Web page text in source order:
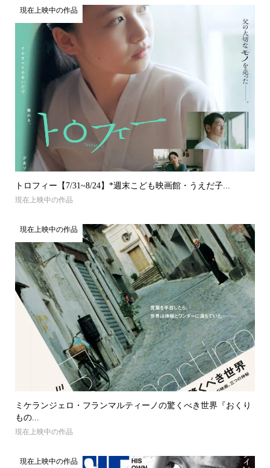
現在上映中の作品
トロフィー【7/31~8/24】*週末こども映画館・うえだ子...
現在上映中の作品
現在上映中の作品
ミケランジェロ・フランマルティーノの驚くべき世界『おくり
もの...
現在上映中の作品
現在上映中の作品